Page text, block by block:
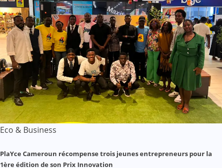
Eco & Business
PlaYce Cameroun récompense trois jeunes entrepreneurs pour la
1ère édition de son Prix Innovation